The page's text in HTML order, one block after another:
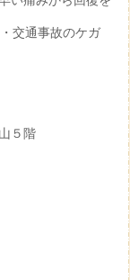
交通事故のケガ
５階